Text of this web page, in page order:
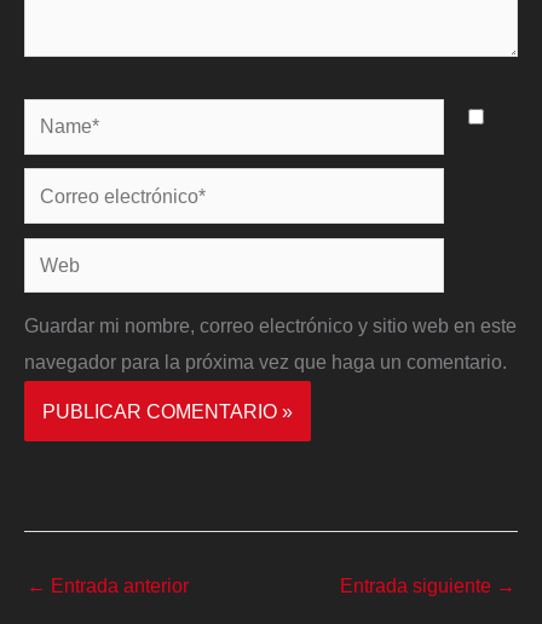
Name*
Correo
electrónico*
Web
Guardar mi nombre, correo electrónico y sitio web en este
navegador para la próxima vez que haga un comentario.
← Entrada anterior Entrada siguiente →